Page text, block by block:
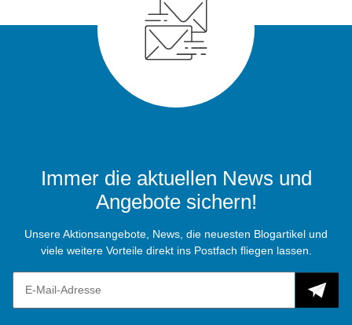
Immer die aktuellen News und
Angebote sichern!
Unsere Aktionsangebote, News, die neuesten Blogartikel und
viele weitere Vorteile direkt ins Postfach fliegen lassen.